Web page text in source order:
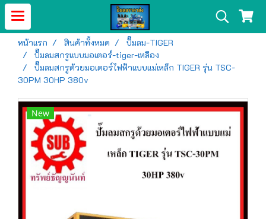
หน้าแรก สินค้าทั้งหมด
ปั๊มลม-TIGER
ปั๊มลมสกรูแบบมอเตอร์-tiger-เหลือง
ปั๊มลมสกรูด้วยมอเตอร์ไฟฟ้าแบบแม่เหล็ก TIGER รุ่น TSC-
30PM 30HP 380v
New